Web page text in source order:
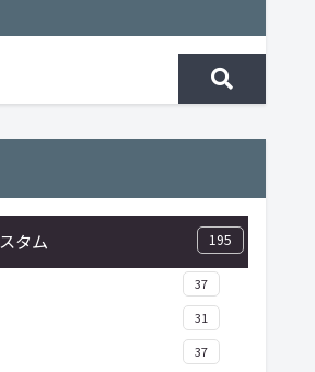
タム 195
37
31
37